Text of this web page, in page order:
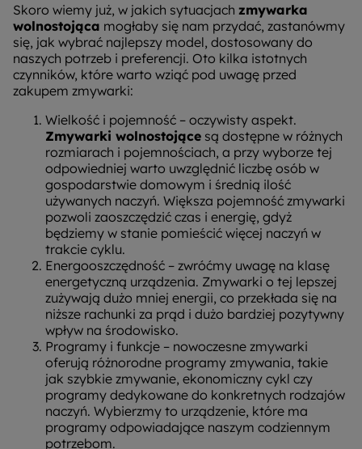
Skoro wiemy już, w jakich sytuacjach zmywarka
wolnostojąca mogłaby się nam przydać, zastanówmy
się, jak wybrać najlepszy model, dostosowany do
naszych potrzeb i preferencji. Oto kilka istotnych
czynników, które warto wziąć pod uwagę przed
zakupem zmywarki:
Wielkość i pojemność – oczywisty aspekt.
Zmywarki wolnostojące są dostępne w różnych
rozmiarach i pojemnościach, a przy wyborze tej
odpowiedniej warto uwzględnić liczbę osób w
gospodarstwie domowym i średnią ilość
używanych naczyń. Większa pojemność zmywarki
pozwoli zaoszczędzić czas i energię, gdyż
będziemy w stanie pomieścić więcej naczyń w
trakcie cyklu.
Energooszczędność – zwróćmy uwagę na klasę
energetyczną urządzenia. Zmywarki o tej lepszej
zużywają dużo mniej energii, co przekłada się na
niższe rachunki za prąd i dużo bardziej pozytywny
wpływ na środowisko.
Programy i funkcje – nowoczesne zmywarki
oferują różnorodne programy zmywania, takie
jak szybkie zmywanie, ekonomiczny cykl czy
programy dedykowane do konkretnych rodzajów
naczyń. Wybierzmy to urządzenie, które ma
programy odpowiadające naszym codziennym
potrzebom.